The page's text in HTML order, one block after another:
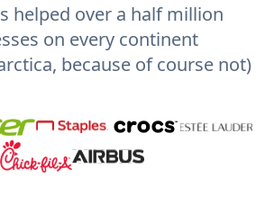
helped over a half million
on every continent
because of course not)